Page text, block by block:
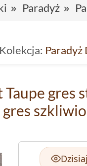
Paradyż
Kolekcja:
Taupe
gres